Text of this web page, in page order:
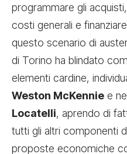
programmare gli
costi generali e
questo scenario di
di Torino ha blindato
elementi cardine,
Weston McKennie e
Locatelli, aprendo di
tutti gli altri componenti
proposte economiche